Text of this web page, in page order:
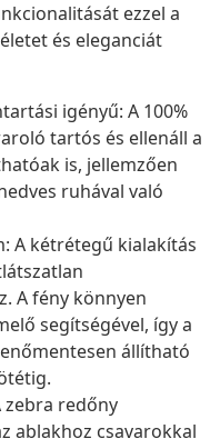
ezzel a
és eleganciát
igényű: A 100%
tartós és ellenáll a
is, jellemzően
ruhával való
A kétrétegű kialakítás
A fény könnyen
segítségével, így a
állítható
zebra redőny
ablakhoz csavarokkal